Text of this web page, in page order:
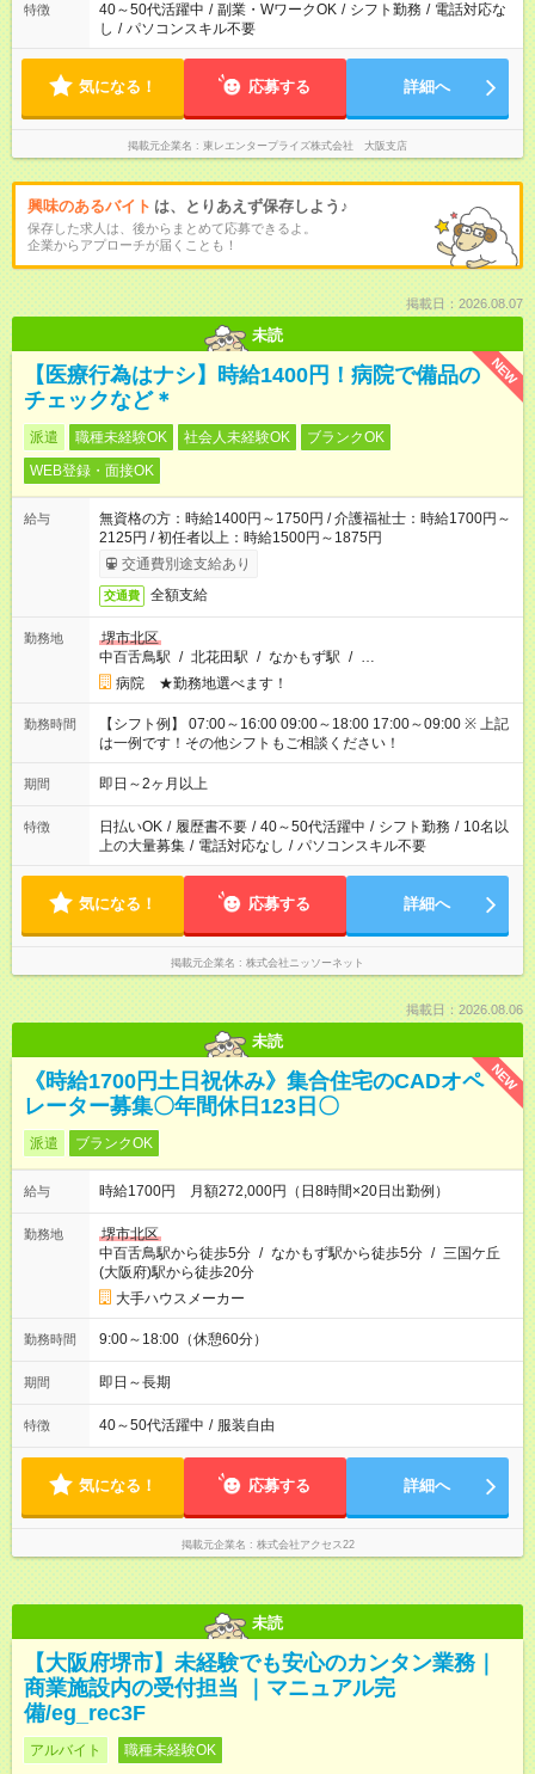
特徴 40～50代活躍中 / 副業・WワークOK / シフト勤務 / 電話対応な
し / パソコンスキル不要
気になる！ 応募する 詳細へ
掲載元企業名 東レエンタープライズ株式会社 大阪支店
興味のあるバイト は、とりあえず保存しよう♪
保存した求人は、後からまとめて応募できるよ。
企業からアプローチが届くことも！
掲載日：2026.08.07
未読
NEW
【医療行為はナシ】時給1400円！病院で備品の
チェックなど＊
派遣 職種未経験OK 社会人未経験OK
ブランクOK
WEB登録・面接OK
給与
無資格の方：時給1400円～1750円 / 介護福祉士：時給1700円～
2125円 / 初任者以上：時給1500円～1875円
交通費別途支給あり
交通費 全額支給
勤務地
堺市北区
中百舌鳥駅 / 北花田駅 / なかもず駅 / …
病院 ★勤務地選べます！
勤務時間
【シフト例】 07:00～16:00 09:00～18:00 17:00～09:00 ※ 上記
は一例です！その他シフトもご相談ください！
期間 即日～2ヶ月以上
特徴 日払いOK / 履歴書不要 / 40～50代活躍中 / シフト勤務 / 10名以
上の大量募集 / 電話対応なし / パソコンスキル不要
気になる！ 応募する 詳細へ
掲載元企業名 株式会社ニッソーネット
掲載日：2026.08.06
未読
NEW
《時給1700円土日祝休み》集合住宅のCADオペ
レーター募集〇年間休日123日〇
派遣 ブランクOK
給与 時給1700円 月額272,000円（日8時間×20日出勤例）
勤務地
堺市北区
中百舌鳥駅から徒歩5分 / なかもず駅から徒歩5分 / 三国ケ丘
(大阪府)駅から徒歩20分
大手ハウスメーカー
勤務時間 9:00～18:00（休憩60分）
期間 即日～長期
特徴 40～50代活躍中 / 服装自由
気になる！ 応募する 詳細へ
掲載元企業名 株式会社アクセス22
未読
【大阪府堺市】未経験でも安心のカンタン業務｜
商業施設内の受付担当 ｜マニュアル完
備/eg_rec3F
アルバイト 職種未経験OK